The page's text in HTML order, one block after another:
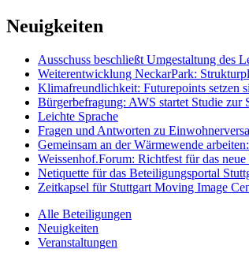
Neuigkeiten
Ausschuss beschließt Umgestaltung des
Weiterentwicklung NeckarPark:
Klimafreundlichkeit: Futurepoints setzen
Bürgerbefragung: AWS startet Studie zur
Leichte Sprache
Fragen und Antworten zu
Gemeinsam an der Wärmewende
Weissenhof.Forum: Richtfest für das
Netiquette für das Beteiligungsportal
Zeitkapsel für Stuttgart Moving Image
Alle Beteiligungen
Neuigkeiten
Veranstaltungen